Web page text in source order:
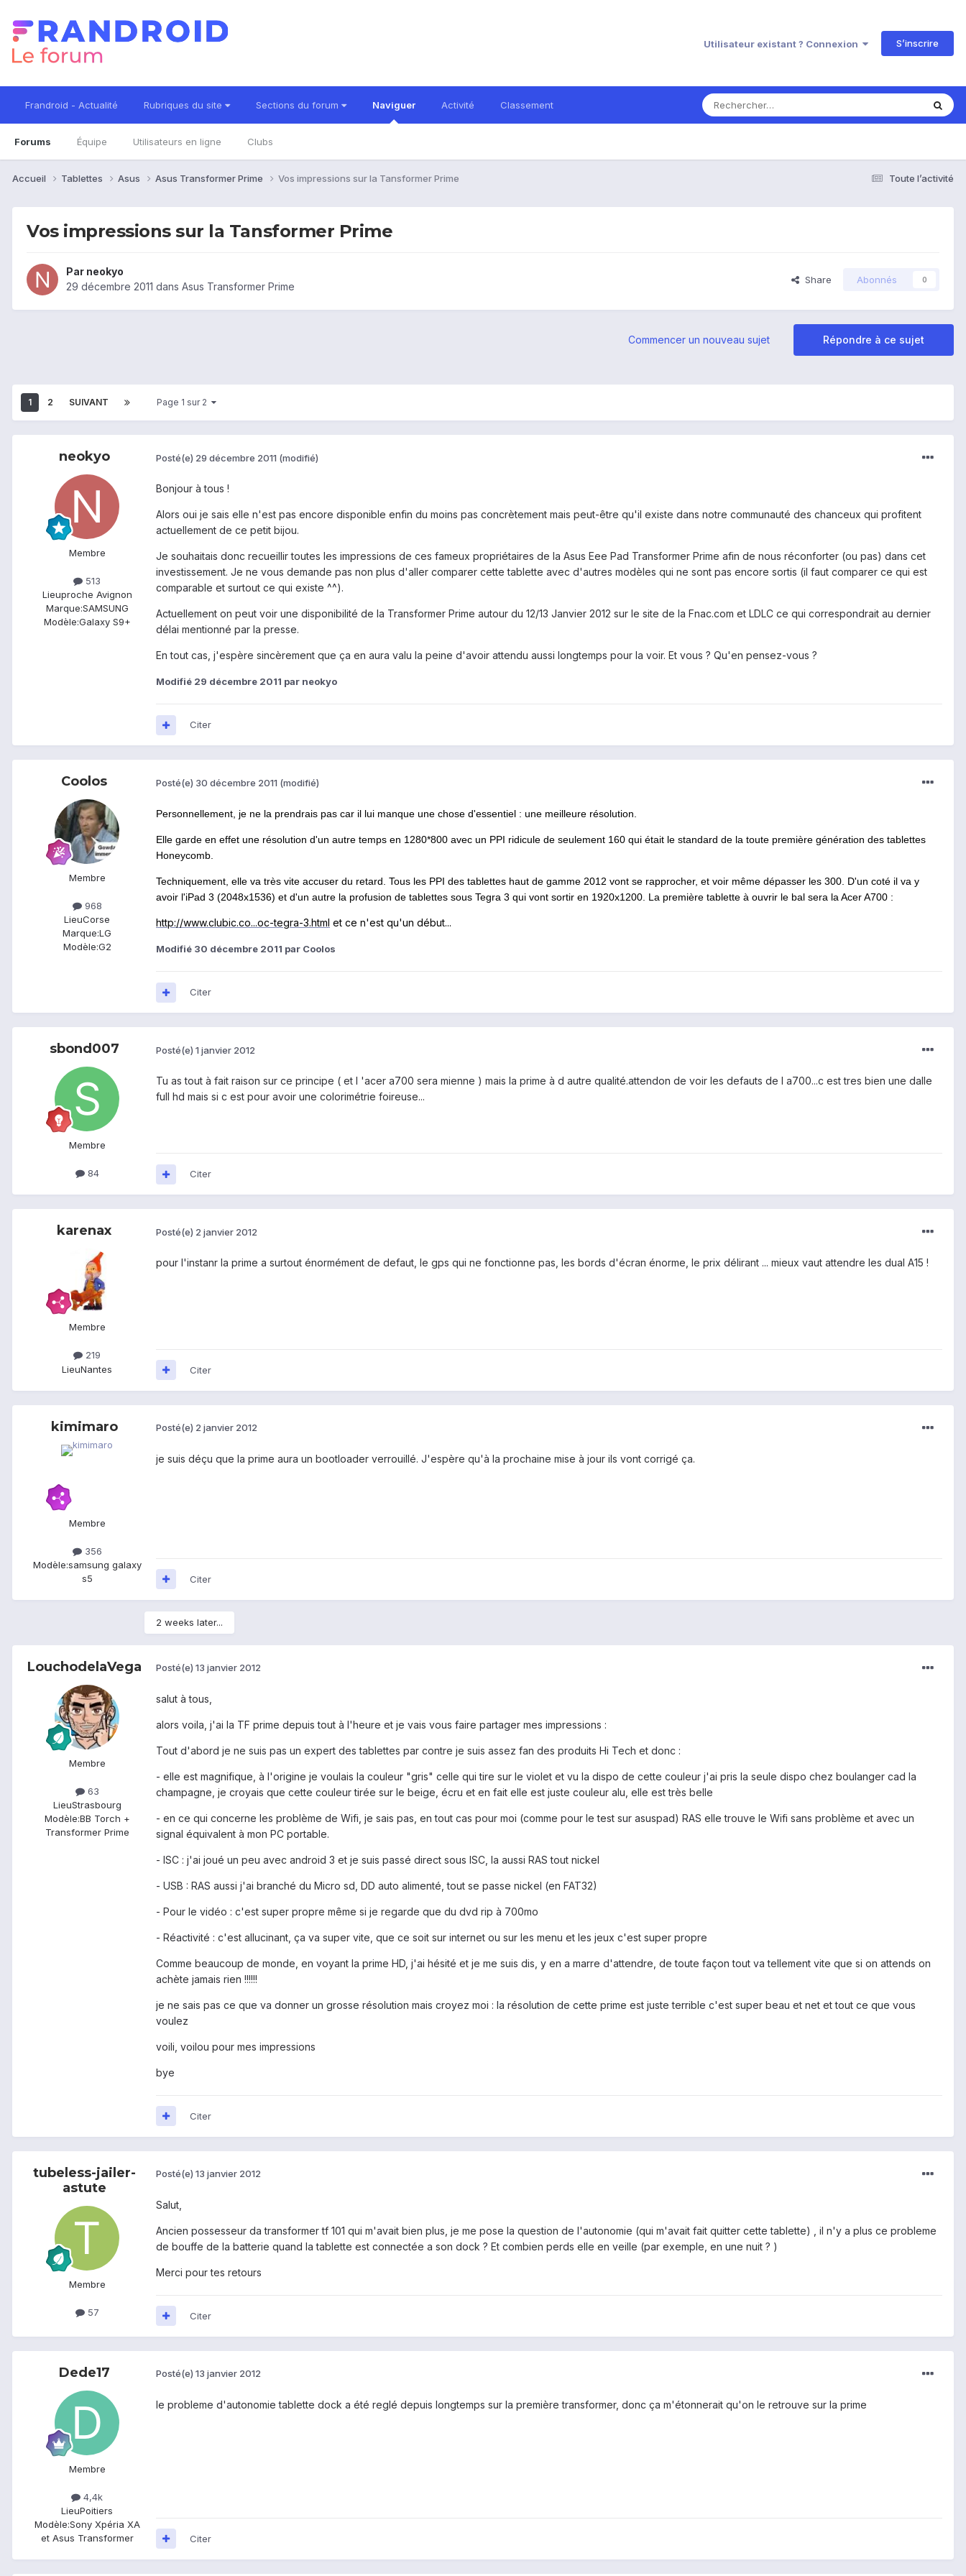
Utilisateur existant ? Connexion S’inscrire
Frandroid - Actualité Rubriques du site Sections du forum Naviguer
Forums Équipe Utilisateurs en ligne Clubs
Activité Classement
Toute l’activité
Accueil Tablettes Asus Asus Transformer Prime Vos impressions sur la Tansformer Prime
Vos impressions sur la Tansformer Prime
Par neokyo
29 décembre 2011 dans Asus Transformer Prime
Share Abonnés 0
Répondre à ce sujet
Commencer un nouveau sujet
1 2 SUIVANT Page 1 sur 2
neokyo
Membre
513
Lieuproche Avignon
Marque:SAMSUNG
Modèle:Galaxy S9+
Posté(e) 29 décembre 2011 (modifié)
Bonjour à tous !
Alors oui je sais elle n'est pas encore disponible enfin du moins pas concrètement mais peut-être qu'il existe dans notre communauté des chanceux qui profitent
actuellement de ce petit bijou.
Je souhaitais donc recueillir toutes les impressions de ces fameux propriétaires de la Asus Eee Pad Transformer Prime afin de nous réconforter (ou pas) dans cet
investissement. Je ne vous demande pas non plus d'aller comparer cette tablette avec d'autres modèles qui ne sont pas encore sortis (il faut comparer ce qui est
comparable et surtout ce qui existe ^^).
Actuellement on peut voir une disponibilité de la Transformer Prime autour du 12/13 Janvier 2012 sur le site de la Fnac.com et LDLC ce qui correspondrait au dernier
délai mentionné par la presse.
En tout cas, j'espère sincèrement que ça en aura valu la peine d'avoir attendu aussi longtemps pour la voir. Et vous ? Qu'en pensez-vous ?
Modifié 29 décembre 2011 par neokyo
Citer
Coolos
Membre
968
LieuCorse
Marque:LG
Modèle:G2
Posté(e) 30 décembre 2011 (modifié)
Personnellement, je ne la prendrais pas car il lui manque une chose d'essentiel : une meilleure résolution.
Elle garde en effet une résolution d'un autre temps en 1280*800 avec un PPI ridicule de seulement 160 qui était le standard de la toute première génération des tablettes
Honeycomb.
Techniquement, elle va très vite accuser du retard. Tous les PPI des tablettes haut de gamme 2012 vont se rapprocher, et voir même dépasser les 300. D'un coté il va y
avoir l'iPad 3 (2048x1536) et d'un autre la profusion de tablettes sous Tegra 3 qui vont sortir en 1920x1200. La première tablette à ouvrir le bal sera la Acer A700 :
http://www.clubic.co...oc-tegra-3.html et ce n'est qu'un début...
Modifié 30 décembre 2011 par Coolos
Citer
sbond007
Membre
84
Posté(e) 1 janvier 2012
Tu as tout à fait raison sur ce principe ( et l 'acer a700 sera mienne ) mais la prime à d autre qualité.attendon de voir les defauts de l a700...c est tres bien une dalle
full hd mais si c est pour avoir une colorimétrie foireuse...
Citer
karenax
Membre
219
LieuNantes
Posté(e) 2 janvier 2012
pour l'instanr la prime a surtout énormément de defaut, le gps qui ne fonctionne pas, les bords d'écran énorme, le prix délirant ... mieux vaut attendre les dual A15 !
Citer
kimimaro
Membre
356
Modèle:samsung galaxy
s5
Posté(e) 2 janvier 2012
je suis déçu que la prime aura un bootloader verrouillé. J'espère qu'à la prochaine mise à jour ils vont corrigé ça.
Citer
2 weeks later...
LouchodelaVega
Membre
63
LieuStrasbourg
Modèle:BB Torch +
Transformer Prime
Posté(e) 13 janvier 2012
salut à tous,
alors voila, j'ai la TF prime depuis tout à l'heure et je vais vous faire partager mes impressions :
Tout d'abord je ne suis pas un expert des tablettes par contre je suis assez fan des produits Hi Tech et donc :
- elle est magnifique, à l'origine je voulais la couleur "gris" celle qui tire sur le violet et vu la dispo de cette couleur j'ai pris la seule dispo chez boulanger cad la
champagne, je croyais que cette couleur tirée sur le beige, écru et en fait elle est juste couleur alu, elle est très belle
- en ce qui concerne les problème de Wifi, je sais pas, en tout cas pour moi (comme pour le test sur asuspad) RAS elle trouve le Wifi sans problème et avec un
signal équivalent à mon PC portable.
- ISC : j'ai joué un peu avec android 3 et je suis passé direct sous ISC, la aussi RAS tout nickel
- USB : RAS aussi j'ai branché du Micro sd, DD auto alimenté, tout se passe nickel (en FAT32)
- Pour le vidéo : c'est super propre même si je regarde que du dvd rip à 700mo
- Réactivité : c'est allucinant, ça va super vite, que ce soit sur internet ou sur les menu et les jeux c'est super propre
Comme beaucoup de monde, en voyant la prime HD, j'ai hésité et je me suis dis, y en a marre d'attendre, de toute façon tout va tellement vite que si on attends on
achète jamais rien !!!!!!
je ne sais pas ce que va donner un grosse résolution mais croyez moi : la résolution de cette prime est juste terrible c'est super beau et net et tout ce que vous
voulez
voili, voilou pour mes impressions
bye
Citer
tubeless-jailer-
astute
Membre
57
Posté(e) 13 janvier 2012
Salut,
Ancien possesseur da transformer tf 101 qui m'avait bien plus, je me pose la question de l'autonomie (qui m'avait fait quitter cette tablette) , il n'y a plus ce probleme
de bouffe de la batterie quand la tablette est connectée a son dock ? Et combien perds elle en veille (par exemple, en une nuit ? )
Merci pour tes retours
Citer
Dede17
Membre
4,4k
LieuPoitiers
Modèle:Sony Xpéria XA
et Asus Transformer
Posté(e) 13 janvier 2012
le probleme d'autonomie tablette dock a été reglé depuis longtemps sur la première transformer, donc ça m'étonnerait qu'on le retrouve sur la prime
Citer